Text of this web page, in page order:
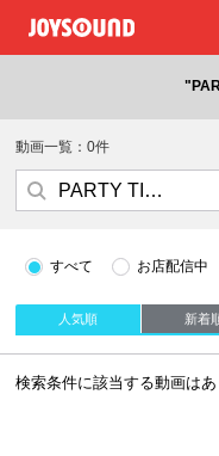
動画一覧：0件
すべて お店配信中
人気順 新着
検索条件に該当する動画はあ